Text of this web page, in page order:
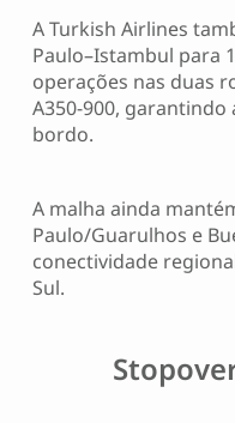
A Turkish Airlines
Paulo–Istambul para
operações nas duas
A350-900,
bordo.
A malha ainda
Paulo/Guarulhos e
conectividade
Sul.